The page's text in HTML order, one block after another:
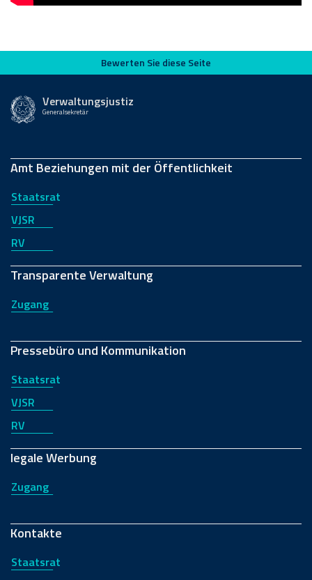
Bewerten Sie diese Seite
Bewerten Sie diese Seite
Verwaltungsjustiz
Generalsekretär
Amt Beziehungen mit der Öffentlichkeit
Staatsrat
VJSR
RV
Transparente Verwaltung
Zugang
Pressebüro und Kommunikation
Staatsrat
VJSR
RV
legale Werbung
Zugang
Kontakte
Staatsrat